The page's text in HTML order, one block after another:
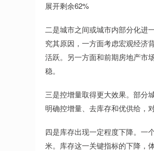
展开剩余62%
二是城市之间或城市内部分化进
究其原因，一方面考虑宏观经济
活跃。另一方面和前期房地产市
稳。
三是控增量取得更大效果。部分
明确控增量、去库存和优供给，
四是库存出现一定程度下降。一
米。库存这一关键指标的下降，